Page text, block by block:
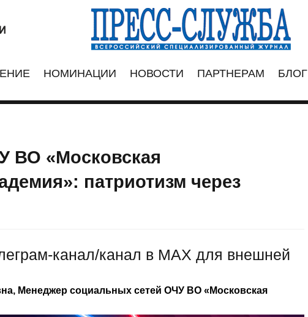
НОМИНАЦИИ НОВОСТИ ПАРТНЕРАМ БЛОГ
ВО «Московская
патриотизм через
канал/канал в МАХ для внешней
Менеджер социальных сетей ОЧУ ВО «Московская